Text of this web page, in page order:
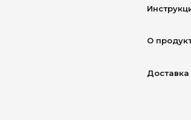
О
Доставка